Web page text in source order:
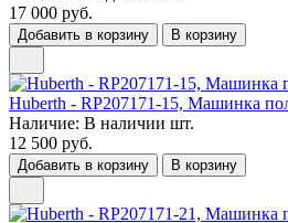
17 000 руб.
Добавить в корзину В корзину
Huberth - RP207171-15, Машинка
Наличие: В наличии шт.
12 500 руб.
Добавить в корзину В корзину